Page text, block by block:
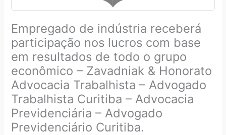
Empregado de indústria receberá
participação nos lucros com base
em resultados de todo o grupo
econômico – Zavadniak & Honorato
Advocacia Trabalhista – Advogado
Trabalhista Curitiba – Advocacia
Previdenciária – Advogado
Previdenciário Curitiba.